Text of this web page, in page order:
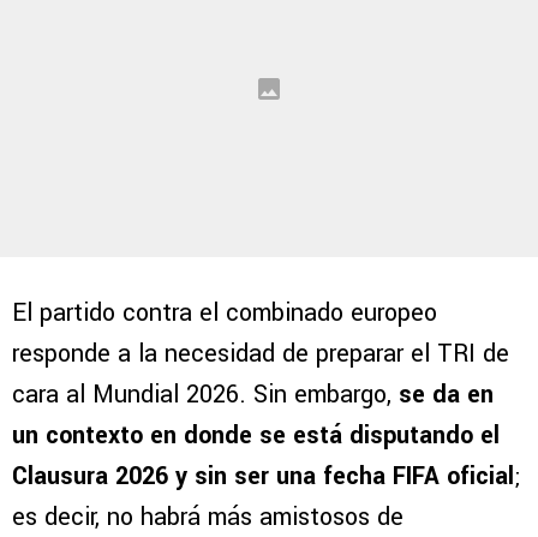
El partido contra el combinado europeo
responde a la necesidad de preparar el TRI de
cara al Mundial 2026. Sin embargo, se da en
un contexto en donde se está disputando el
Clausura 2026 y sin ser una fecha FIFA oficial;
es decir, no habrá más amistosos de